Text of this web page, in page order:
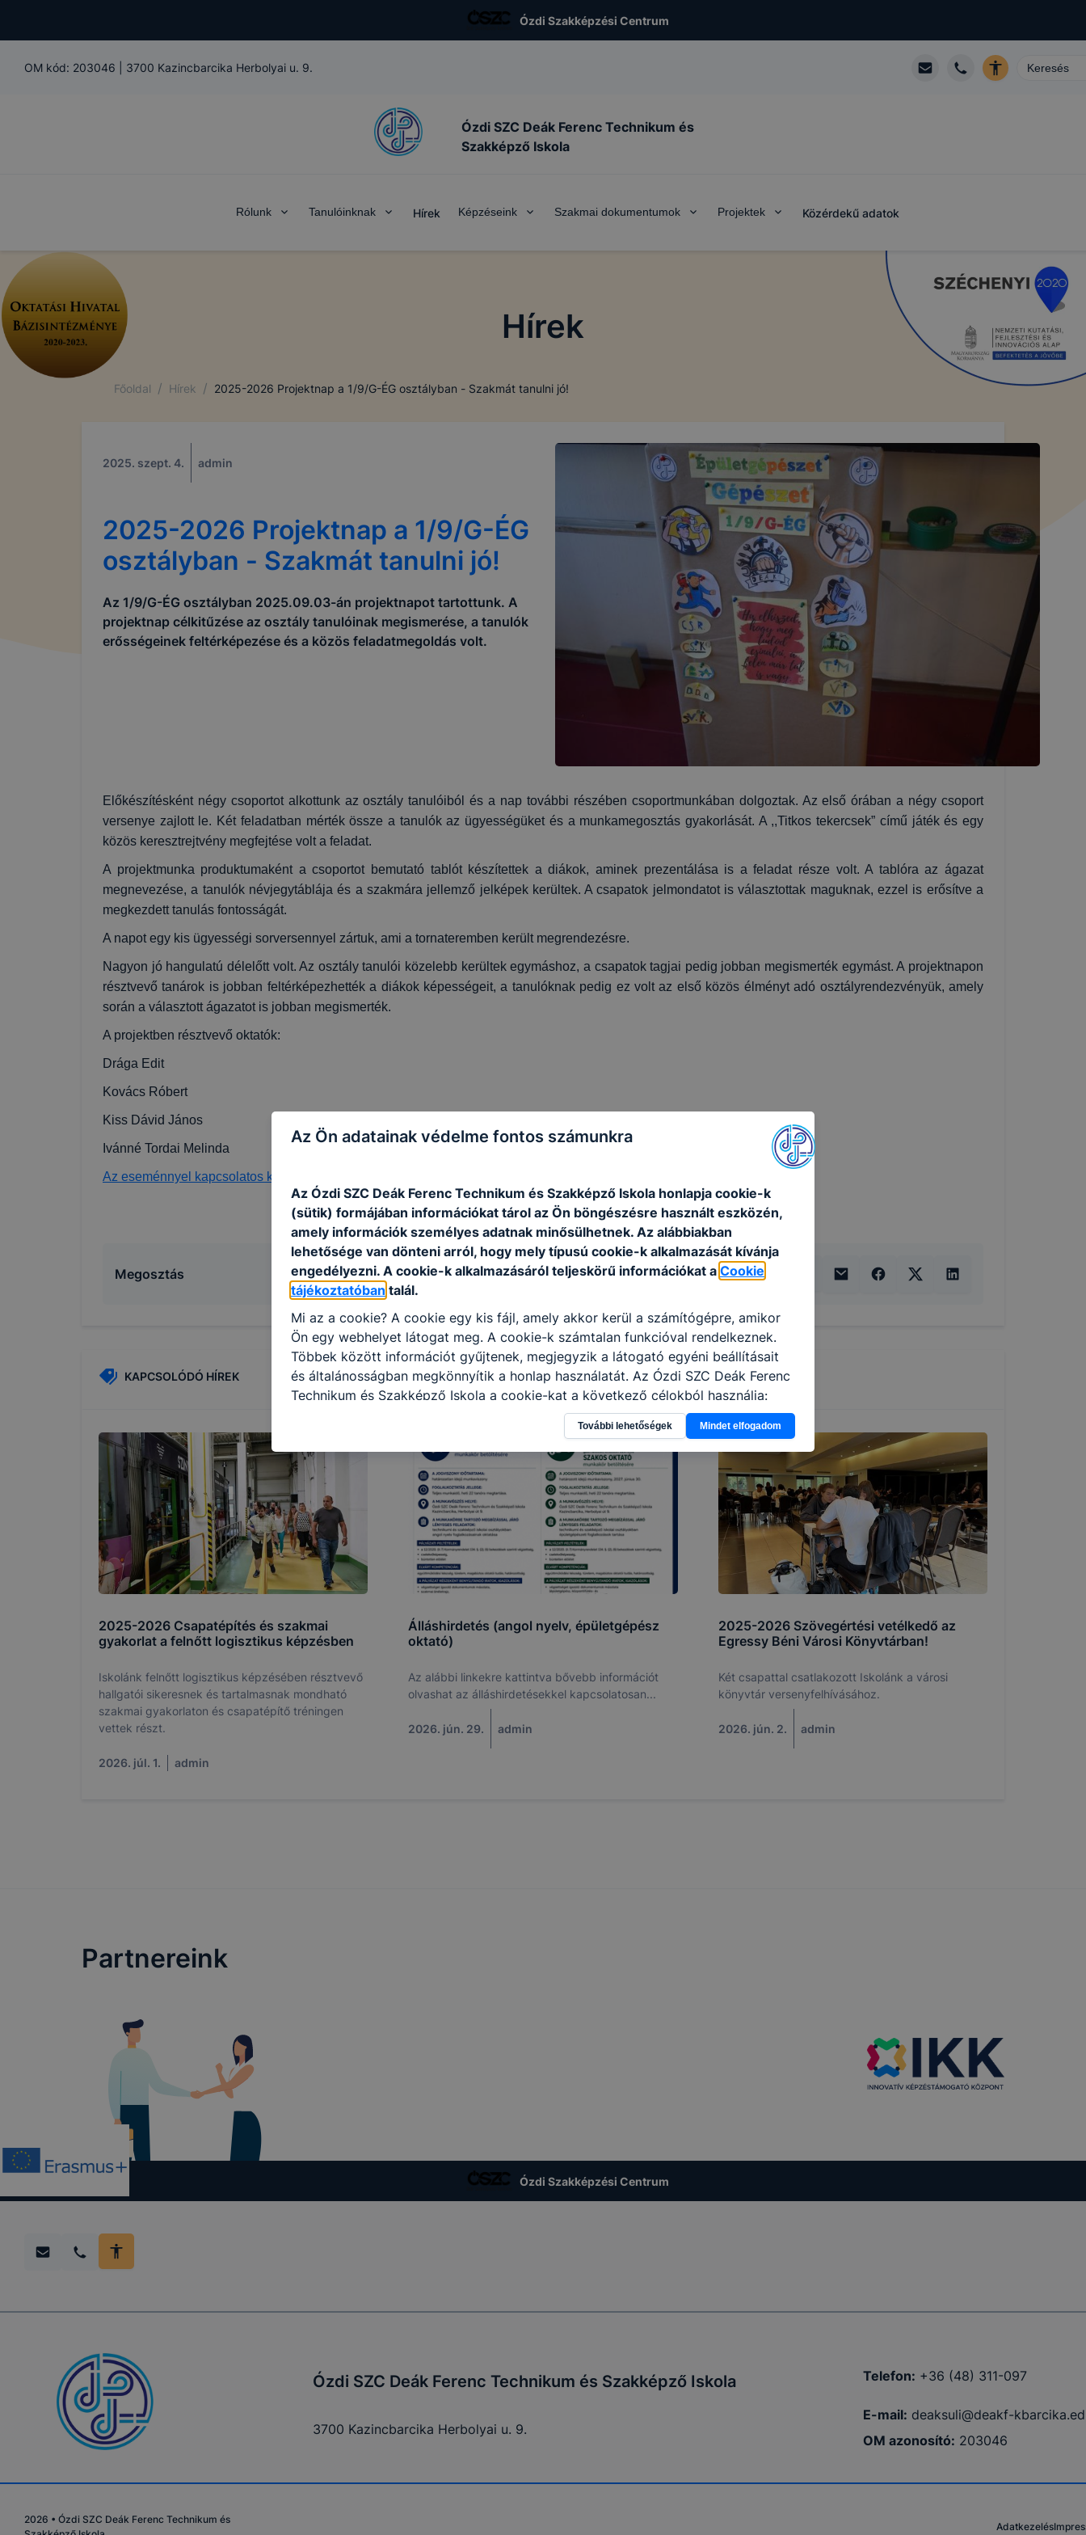
Ózdi Szakképzési Centrum
OM kód: 203046 3700 Kazincbarcika Herbolyai u. 9.
Ózdi SZC Deák Ferenc Technikum és
Szakképző Iskola
Rólunk Tanulóinknak Hírek Képzéseink Szakmai dokumentumok Projektek Közérdekű adatok
Hírek
Főoldal / Hírek / 2025-2026 Projektnap a 1/9/G-ÉG osztályban - Szakmát tanulni jó!
2025. szept. 4. admin
2025-2026 Projektnap a 1/9/G-ÉG
osztályban - Szakmát tanulni jó!
Az 1/9/G-ÉG osztályban 2025.09.03-án projektnapot tartottunk. A
projektnap célkitűzése az osztály tanulóinak megismerése, a tanulók
erősségeinek feltérképezése és a közös feladatmegoldás volt.
Előkészítésként négy csoportot alkottunk az osztály tanulóiból és a nap további részében csoportmunkában dolgoztak. Az első órában a négy csoport
versenye zajlott le. Két feladatban mérték össze a tanulók az ügyességüket és a munkamegosztás gyakorlását. A ,,Titkos tekercsek” című játék és egy
közös keresztrejtvény megfejtése volt a feladat.
A projektmunka produktumaként a csoportot bemutató tablót készítettek a diákok, aminek prezentálása is a feladat része volt. A tablóra az ágazat
megnevezése, a tanulók névjegytáblája és a szakmára jellemző jelképek kerültek. A csapatok jelmondatot is választottak maguknak, ezzel is erősítve a
megkezdett tanulás fontosságát.
A napot egy kis ügyességi sorversennyel zártuk, ami a tornateremben került megrendezésre.
Nagyon jó hangulatú délelőtt volt. Az osztály tanulói közelebb kerültek egymáshoz, a csapatok tagjai pedig jobban megismerték egymást. A projektnapon
résztvevő tanárok is jobban feltérképezhették a diákok képességeit, a tanulóknak pedig ez volt az első közös élményt adó osztályrendezvényük, amely
során a választott ágazatot is jobban megismerték.
A projektben résztvevő oktatók:
Drága Edit
Kovács Róbert
Kiss Dávid János
Ivánné Tordai Melinda
Az eseménnyel kapcsolatos képek
Megosztás
KAPCSOLÓDÓ HÍREK
2025-2026 Csapatépítés és szakmai
gyakorlat a felnőtt logisztikus képzésben
Iskolánk felnőtt logisztikus képzésében résztvevő
hallgatói sikeresnek és tartalmasnak mondható
szakmai gyakorlaton és csapatépítő tréningen
vettek részt.
2026. júl. 1. admin
Álláshirdetés (angol nyelv, épületgépész
oktató)
Az alábbi linkekre kattintva bővebb információt
olvashat az álláshirdetésekkel kapcsolatosan...
2026. jún. 29. admin
2025-2026 Szövegértési vetélkedő az
Egressy Béni Városi Könyvtárban!
Két csapattal csatlakozott Iskolánk a városi
könyvtár versenyfelhívásához.
2026. jún. 2. admin
Partnereink
Ózdi Szakképzési Centrum
Ózdi SZC Deák Ferenc Technikum és Szakképző Iskola
3700 Kazincbarcika Herbolyai u. 9.
Telefon: +36 (48) 311-097
E-mail: deaksuli@deakf-
OM azonosító: 203046
2026 • Ózdi SZC Deák Ferenc Technikum és
Adatkezelés
Az Ön adatainak védelme fontos számunkra
Az Ózdi SZC Deák Ferenc Technikum és Szakképző Iskola honlapja cookie-k
(sütik) formájában információkat tárol az Ön böngészésre használt eszközén,
amely információk személyes adatnak minősülhetnek. Az alábbiakban
lehetősége van dönteni arról, hogy mely típusú cookie-k alkalmazását kívánja
engedélyezni. A cookie-k alkalmazásáról teljeskörű információkat a Cookie
tájékoztatóban talál.
Mi az a cookie? A cookie egy kis fájl, amely akkor kerül a számítógépre, amikor
Ön egy webhelyet látogat meg. A cookie-k számtalan funkcióval rendelkeznek.
Többek között információt gyűjtenek, megjegyzik a látogató egyéni beállításait
és általánosságban megkönnyítik a honlap használatát. Az Ózdi SZC Deák Ferenc
Technikum és Szakképző Iskola a cookie-kat a következő célokból használja:
információ gyűjtése azzal kapcsolatban, hogyan használja Ön a honlapot -annak
felmérésével, hogy a honlap melyik részeit látogatja, vagy használja leginkább,
így megtudhatjuk, hogyan biztosítsunk Önnek még jobb felhasználói élményt, ha
ismét meglátogatja oldalunkat, honlap fejlesztése. Hogyan ellenőrizheti és hogyan
tudja kikapcsolni a cookie-kat? Minden modern böngésző engedélyezi a cookie-k
beállításának a változtatását. A legtöbb böngésző alapértelmezettként
automatikusan elfogadja a cookie-kat, de ezek általában megváltoztathatók.
Felhívjuk figyelmét, hogy mivel a cookie-k célja honlapunk használhatóságának és
folyamatainak megkönnyítése vagy lehetővé tétele, a cookie-k alkalmazásának
megakadályozása vagy törlése által előfordulhat, hogy felhasználóink nem
tervezettől eltérően fog működni böngészőjében.
További lehetőségek Mindet elfogadom